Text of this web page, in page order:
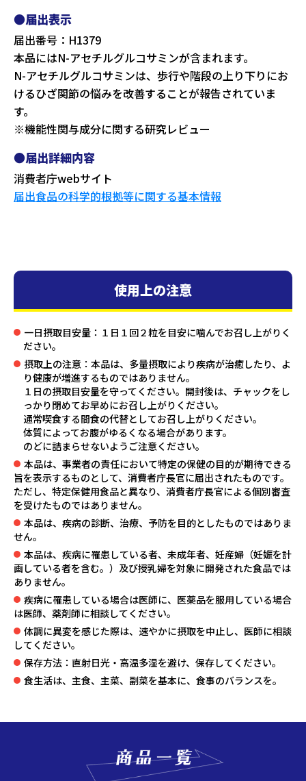
●届出表示
届出番号：H1379
本品にはN-アセチルグルコサミンが含まれます。
N-アセチルグルコサミンは、歩行や階段の上り下りにお
けるひざ関節の悩みを改善することが報告されていま
す。
※機能性関与成分に関する研究レビュー
●届出詳細内容
消費者庁webサイト
届出食品の科学的根拠等に関する基本情報
使用上の注意
一日摂取目安量：１日１回２粒を目安に噛んでお召し上がりく
ださい。
摂取上の注意：本品は、多量摂取により疾病が治癒したり、よ
り健康が増進するものではありません。
１日の摂取目安量を守ってください。開封後は、チャックをし
っかり閉めてお早めにお召し上がりください。
通常喫食する間食の代替としてお召し上がりください。
体質によってお腹がゆるくなる場合があります。
のどに詰まらせないようご注意ください。
本品は、事業者の責任において特定の保健の目的が期待できる
旨を表示するものとして、消費者庁長官に届出されたものです。
ただし、特定保健用食品と異なり、消費者庁長官による個別審査
を受けたものではありません。
本品は、疾病の診断、治療、予防を目的としたものではありま
せん。
本品は、疾病に罹患している者、未成年者、妊産婦（妊娠を計
画している者を含む。）及び授乳婦を対象に開発された食品では
ありません。
疾病に罹患している場合は医師に、医薬品を服用している場合
は医師、薬剤師に相談してください。
体調に異変を感じた際は、速やかに摂取を中止し、医師に相談
してください。
保存方法：直射日光・高温多湿を避け、保存してください。
食生活は、主食、主菜、副菜を基本に、食事のバランスを。